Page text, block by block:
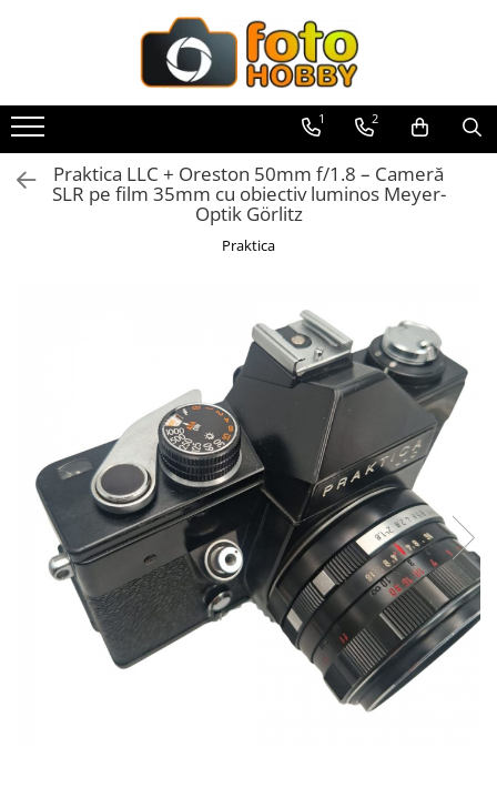
Aparate Foto
Aparate Foto Mirrorless
Aparate Foto DSLR
Huse si tocuri protectie obiective
Obiective Cinematice
Parasolare
Teleconvertoare
Adaptoare montura / baioneta
Capace obiectiv si camera
1 2
Praktica LLC + Oreston 50mm f/1.8 – Cameră
SLR pe film 35mm cu obiectiv luminos Meyer-
Optik Görlitz
Praktica